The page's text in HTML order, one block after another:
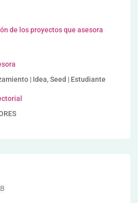
de los proyectos que asesora
| Idea, Seed | Estudiante